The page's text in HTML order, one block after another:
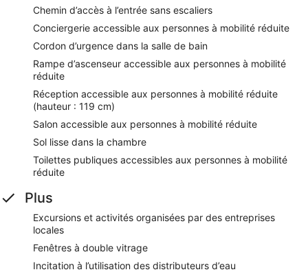
Chemin d’accès à l’entrée sans escaliers
Conciergerie accessible aux personnes à mobilité réduite
Cordon d’urgence dans la salle de bain
Rampe d’ascenseur accessible aux personnes à mobilité
réduite
Réception accessible aux personnes à mobilité réduite
(hauteur : 119 cm)
Salon accessible aux personnes à mobilité réduite
Sol lisse dans la chambre
Toilettes publiques accessibles aux personnes à mobilité
réduite
Plus
Excursions et activités organisées par des entreprises
locales
Fenêtres à double vitrage
Incitation à l’utilisation des distributeurs d’eau